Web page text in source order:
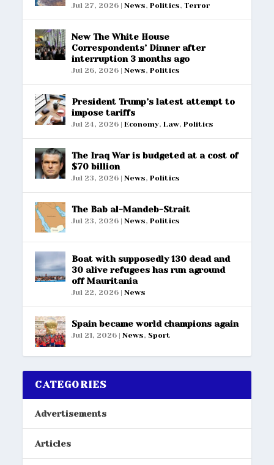
Jul 27, 2026 |News,Politics,Terror
New The White House
Correspondents’ Dinner after
interruption 3 months ago
Jul 26, 2026 |News,Politics
President Trump’s latest attempt to
impose tariffs
Jul 24, 2026 |Economy,Law,Politics
The Iraq War is budgeted at a cost of
$70 billion
Jul 23, 2026 |News,Politics
The Bab al-Mandeb-Strait
Jul 23, 2026 |News,Politics
Boat with supposedly 130 dead and
30 alive refugees has run aground
off Mauritania
Jul 22, 2026 |News
Spain became world champions again
Jul 21, 2026 |News, Sport
CATEGORIES
Advertisements
Articles